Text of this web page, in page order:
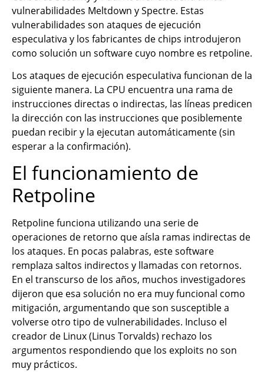
vulnerabilidades Meltdown y Spectre. Estas
vulnerabilidades son ataques de ejecución
especulativa y los fabricantes de chips introdujeron
como solución un software cuyo nombre es retpoline.
Los ataques de ejecución especulativa funcionan de la
siguiente manera. La CPU encuentra una rama de
instrucciones directas o indirectas, las líneas predicen
la dirección con las instrucciones que posiblemente
puedan recibir y la ejecutan automáticamente (sin
esperar a la confirmación).
El funcionamiento de
Retpoline
Retpoline funciona utilizando una serie de
operaciones de retorno que aísla ramas indirectas de
los ataques. En pocas palabras, este software
remplaza saltos indirectos y llamadas con retornos.
En el transcurso de los años, muchos investigadores
dijeron que esa solución no era muy funcional como
mitigación, argumentando que son susceptible a
volverse otro tipo de vulnerabilidades. Incluso el
creador de Linux (Linus Torvalds) rechazo los
argumentos respondiendo que los exploits no son
muy prácticos.